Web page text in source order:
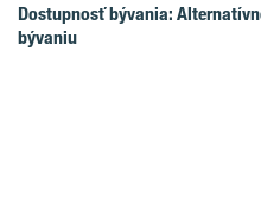
Dostupnosť bývania:
bývaniu